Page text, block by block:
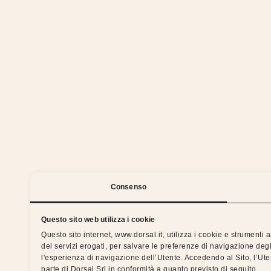
Consenso
Questo sito web utilizza i cookie
Questo sito internet, www.dorsal.it, utilizza i cookie e strumenti
dei servizi erogati, per salvare le preferenze di navigazione
l'esperienza di navigazione dell’Utente. Accedendo al Sito,
Silent nights with the Dorsal